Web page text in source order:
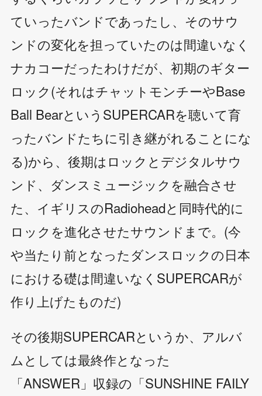
ていったバンドであったし、そのサウ
ンドの変化を担っていたのは間違いなく
ナカコーだったわけだが、初期のギター
ロック(それはチャットモンチーやBase
Ball BearというSUPERCARを聴いて育
ったバンドたちに引き継がれることにな
る)から、後期はロックとデジタルサウ
ンド、ダンスミュージックを融合させ
た、イギリスのRadioheadと同時代的に
ロックを進化させたサウンドまで。(今
や当たり前となったダンスロックの日本
における礎は間違いなくSUPERCARが
作り上げたものだ)
その後期SUPERCARというか、アルバ
ムとしては最終作となった
「ANSWER」収録の「SUNSHINE FAILY